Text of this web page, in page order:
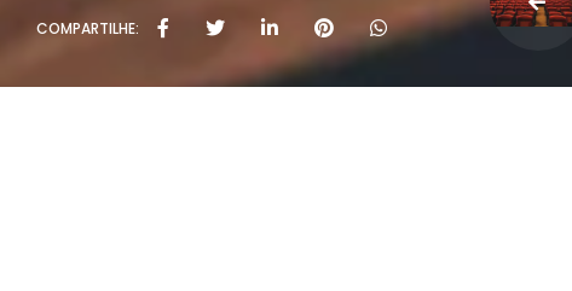
COMPARTILHE: